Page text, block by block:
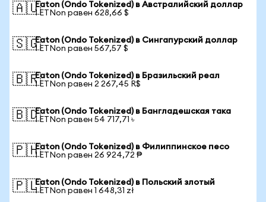
🇦🇺Eaton (Ondo Tokenized) в Австралийский доллар
1 ETNon равен 628,66 $
🇸🇬Eaton (Ondo Tokenized) в Сингапурский доллар
1 ETNon равен 567,57 $
🇧🇷Eaton (Ondo Tokenized) в Бразильский реал
1 ETNon равен 2 267,45 R$
🇧🇩Eaton (Ondo Tokenized) в Бангладешская така
1 ETNon равен 54 717,71 ৳
🇵🇭Eaton (Ondo Tokenized) в Филиппинское песо
1 ETNon равен 26 924,72 ₱
🇵🇱Eaton (Ondo Tokenized) в Польский злотый
1 ETNon равен 1 648,31 zł